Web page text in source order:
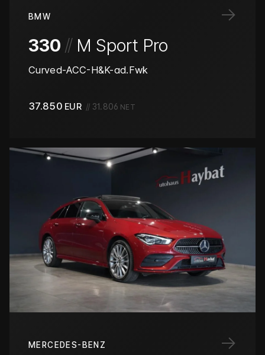
→
BMW
330 // M Sport Pro
Curved-ACC-H&K-ad.Fwk
37.850 EUR // 31.806 NET
→
MERCEDES-BENZ